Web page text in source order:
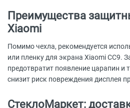
Преимущества
Xiaomi
Помимо чехла, рекомендуется
или пленку для экрана Xiaomi CC9.
предотвратит появление царапин и
снизит риск повреждения дисплея
СтеклоМаркет: